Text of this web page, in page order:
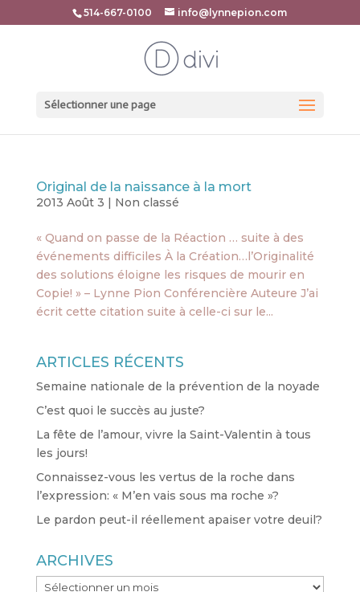
514-667-0100 info@lynnepion.com
Sélectionner une page
Original de la naissance à la mort
2013 Août 3 | Non classé
« Quand on passe de la Réaction … suite à des
événements difficiles À la Création…l’Originalité
des solutions éloigne les risques de mourir en
Copie! » – Lynne Pion Conférencière Auteure J’ai
écrit cette citation suite à celle-ci sur le...
ARTICLES RÉCENTS
Semaine nationale de la prévention de la noyade
C’est quoi le succès au juste?
La fête de l’amour, vivre la Saint-Valentin à tous
les jours!
Connaissez-vous les vertus de la roche dans
l’expression: « M’en vais sous ma roche »?
Le pardon peut-il réellement apaiser votre deuil?
ARCHIVES
ARCHIVES